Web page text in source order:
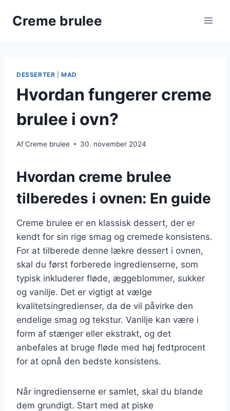
Creme brulee
DESSERTER |MAD
Hvordan fungerer creme
brulee i ovn?
AfCreme brulee 30. november 2024
Hvordan creme brulee
tilberedes i ovnen: En guide
Creme brulee er en klassisk dessert, der er
kendt for sin rige smag og cremede konsistens.
For at tilberede denne lækre dessert i ovnen,
skal du først forberede ingredienserne, som
typisk inkluderer fløde, æggeblommer, sukker
og vanilje. Det er vigtigt at vælge
kvalitetsingredienser, da de vil påvirke den
endelige smag og tekstur. Vanilje kan være i
form af stænger eller ekstrakt, og det
anbefales at bruge fløde med høj fedtprocent
for at opnå den bedste konsistens.
Når ingredienserne er samlet, skal du blande
dem grundigt. Start med at piske